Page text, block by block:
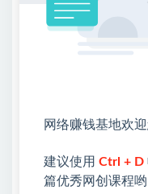
12.流量预分配快速
07.第七课：如何提
01.如何提高你直播间
04.主播掌握好这几
网络赚钱基地欢迎
建议使用 Ctrl + D
篇优秀网创课程哟